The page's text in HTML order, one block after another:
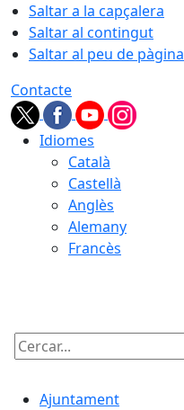
Saltar a la capçalera
Saltar al contingut
Saltar al peu de pàgina
Contacte
Idiomes
Català
Castellà
Anglès
Alemany
Francès
Cercar:
Ajuntament